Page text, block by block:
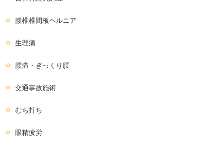
腰椎椎間板ヘルニア
生理痛
腰痛・ぎっくり腰
交通事故施術
むち打ち
眼精疲労